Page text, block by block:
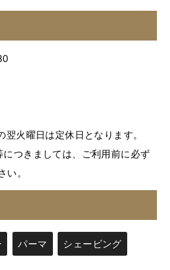
火曜日は定休日となります。
つきましては、ご利用前に必ず
い。
パーマ シェービング